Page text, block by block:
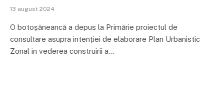
13 august 2024
O botoșăneancă a depus la Primărie proiectul de
consultare asupra intenției de elaborare Plan Urbanistic
Zonal în vederea construirii a…